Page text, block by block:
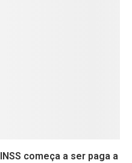
começa a ser paga a